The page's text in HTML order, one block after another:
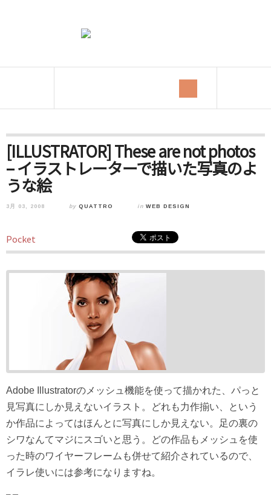
[ILLUSTRATOR] These are not photos
– イラストレーターで描いた写真のよ
うな絵
3月 03, 2008 by QUATTRO in WEB DESIGN
Pocket
Adobe Illustratorのメッシュ機能を使って描かれた、パっと
見写真にしか見えないイラスト。どれも力作揃い、という
か作品によってはほんとに写真にしか見えない。足の裏の
シワなんてマジにスゴいと思う。どの作品もメッシュを使
った時のワイヤーフレームも併せて紹介されているので、
イラレ使いには参考になりますね。